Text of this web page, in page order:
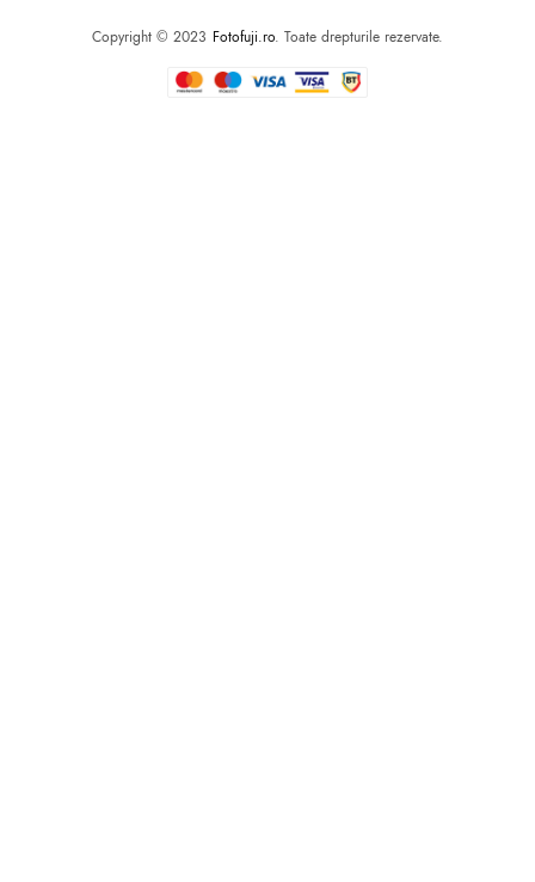
Copyright © 2023 Fotofuji.ro. Toate drepturile rezervate.